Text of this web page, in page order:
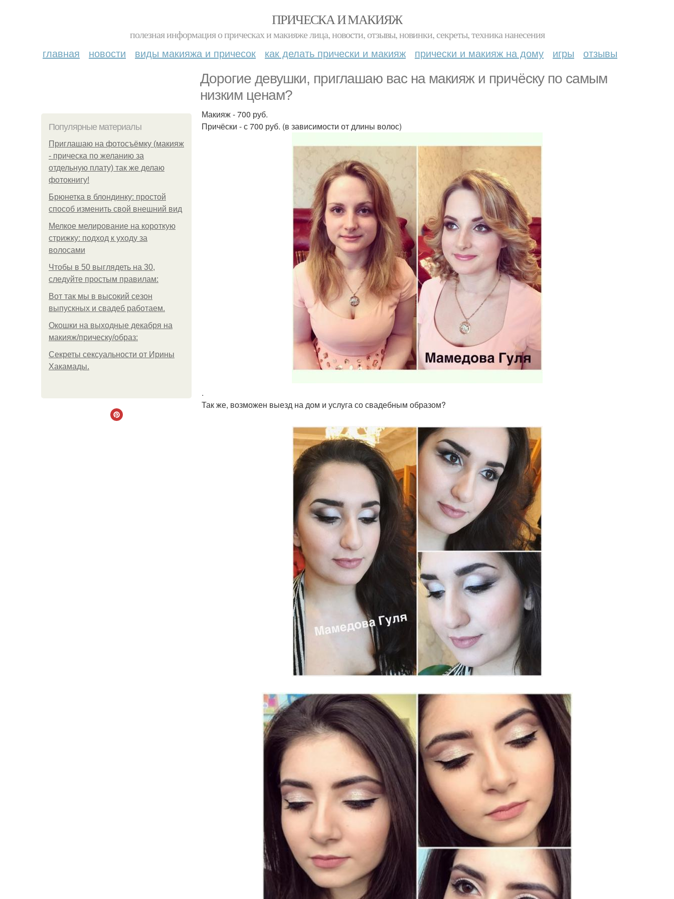
ПРИЧЕСКА И МАКИЯЖ
полезная информация о прическах и макияже лица, новости, отзывы, новинки, секреты, техника нанесения
главная новости виды макияжа и причесок как делать прически и макияж прически и макияж на дому игры отзывы
Дорогие девушки, приглашаю вас на макияж и причёску по самым
низким ценам?
Популярные материалы
Приглашаю на фотосъёмку (макияж
- прическа по желанию за
отдельную плату) так же делаю
фотокнигу!
Брюнетка в блондинку: простой
способ изменить свой внешний вид
Мелкое мелирование на короткую
стрижку: подход к уходу за
волосами
Чтобы в 50 выглядеть на 30,
следуйте простым правилам:
Вот так мы в высокий сезон
выпускных и свадеб работаем.
Окошки на выходные декабря на
макияж/прическу/образ:
Секреты сексуальности от Ирины
Хакамады.
Макияж - 700 руб.
Причёски - с 700 руб. (в зависимости от длины волос)
.
Так же, возможен выезд на дом и услуга со свадебным образом?